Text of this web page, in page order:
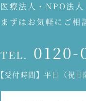
医療法人・NPO法
まずはお気軽にご相
TEL.
【受付時間】平日（祝